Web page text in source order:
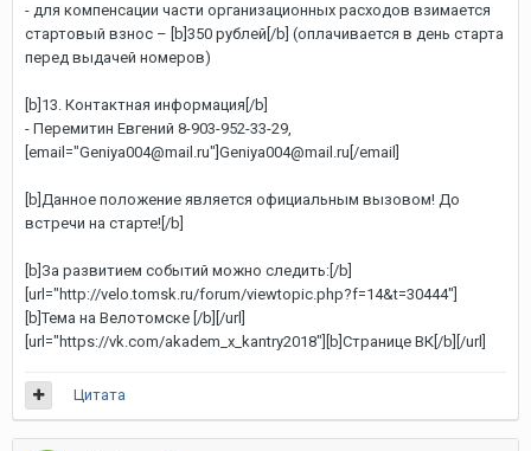
- для компенсации части организационных расходов взимается
стартовый взнос – [b]350 рублей[/b] (оплачивается в день старта
перед выдачей номеров)
[b]13. Контактная информация[/b]
- Перемитин Евгений 8-903-952-33-29,
[email="Geniya004@mail.ru"]Geniya004@mail.ru[/email]
[b]Данное положение является официальным вызовом! До
встречи на старте![/b]
[b]За развитием событий можно следить:[/b]
[url="http://velo.tomsk.ru/forum/viewtopic.php?f=14&t=30444"]
[b]Тема на Велотомске [/b][/url]
[url="https://vk.com/akadem_x_kantry2018"][b]Странице ВК[/b][/url]
Цитата